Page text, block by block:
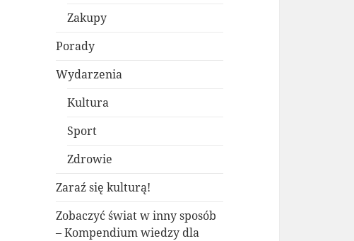
Zakupy
Porady
Wydarzenia
Kultura
Sport
Zdrowie
Zaraź się kulturą!
Zobaczyć świat w inny sposób
– Kompendium wiedzy dla